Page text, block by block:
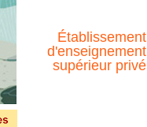
Établissement
d'enseignement
supérieur privé